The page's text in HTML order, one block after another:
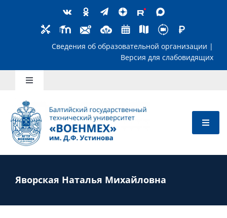
Сведения об образовательной
Toggle
Школьникам
Абитуриентам
Преподавателям
Яворская Наталья Михайловна